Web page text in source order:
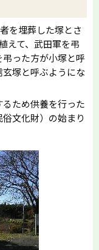
を埋葬した塚とさ
えて、武田軍を弔
った方が小塚と呼
塚と呼ぶようにな
ため供養を行った
文化財）の始まり